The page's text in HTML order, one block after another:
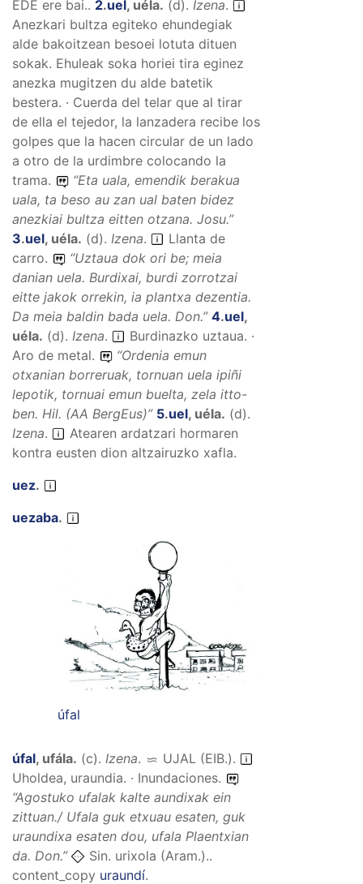
EDE ere bai.. 2.uel, uéla. (d). Izena.
Anezkari bultza egiteko ehundegiak
alde bakoitzean besoei lotuta dituen
sokak. Ehuleak soka horiei tira eginez
anezka mugitzen du alde batetik
bestera. · Cuerda del telar que al tirar
de ella el tejedor, la lanzadera recibe los
golpes que la hacen circular de un lado
a otro de la urdimbre colocando la
trama.
“Eta uala, emendik berakua
uala, ta beso au zan ual baten bidez
anezkiai bultza eitten otzana. Josu.”
3.uel, uéla. (d). Izena.
Llanta de
carro.
“Uztaua dok ori be; meia
danian uela. Burdixai, burdi zorrotzai
eitte jakok orrekin, ia plantxa dezentia.
Da meia baldin bada uela. Don.” 4.uel,
uéla. (d). Izena.
Burdinazko uztaua. ·
Aro de metal.
“Ordenia emun
otxanian borreruak, tornuan uela ipiñi
lepotik, tornuai emun buelta, zela itto-
ben. Hil. (AA BergEus)” 5.uel, uéla. (d).
Izena.
Atearen ardatzari hormaren
kontra eusten dion altzairuzko xafla.
uez.
uezaba.
úfal
úfal, ufála. (c). Izena. UJAL (EIB.).
Uholdea, uraundia. · Inundaciones.
“Agostuko ufalak kalte aundixak ein
zittuan./ Ufala guk etxuau esaten, guk
uraundixa esaten dou, ufala Plaentxian
da. Don.”
Sin. urixola (Aram.)..
content_copy uraundí.